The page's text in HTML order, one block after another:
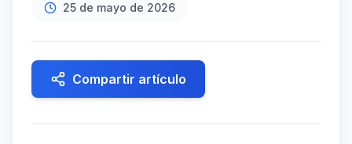
25 de mayo de 2026
Compartir artículo